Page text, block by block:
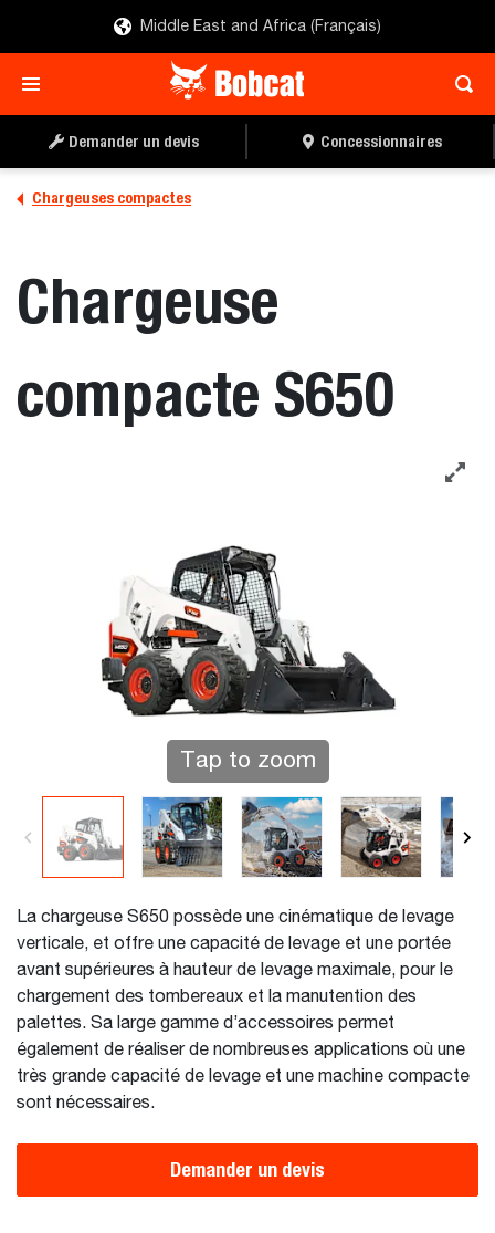
Middle East and Africa (Français)
Demander un devis Concessionnaires
Chargeuses compactes
Chargeuse
compacte S650
Tap to zoom
La chargeuse S650 possède une cinématique de levage
verticale, et offre une capacité de levage et une portée
avant supérieures à hauteur de levage maximale, pour le
chargement des tombereaux et la manutention des
palettes. Sa large gamme d’accessoires permet
également de réaliser de nombreuses applications où une
très grande capacité de levage et une machine compacte
sont nécessaires.
Demander un devis
PLANIFIER UNE DÉMO